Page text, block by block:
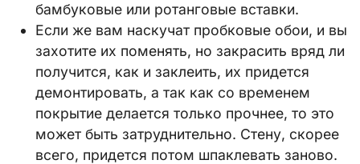
бамбуковые или ротанговые вставки.
Если же вам наскучат пробковые обои, и вы
захотите их поменять, но закрасить вряд ли
получится, как и заклеить, их придется
демонтировать, а так как со временем
покрытие делается только прочнее, то это
может быть затруднительно. Стену, скорее
всего, придется потом шпаклевать заново.